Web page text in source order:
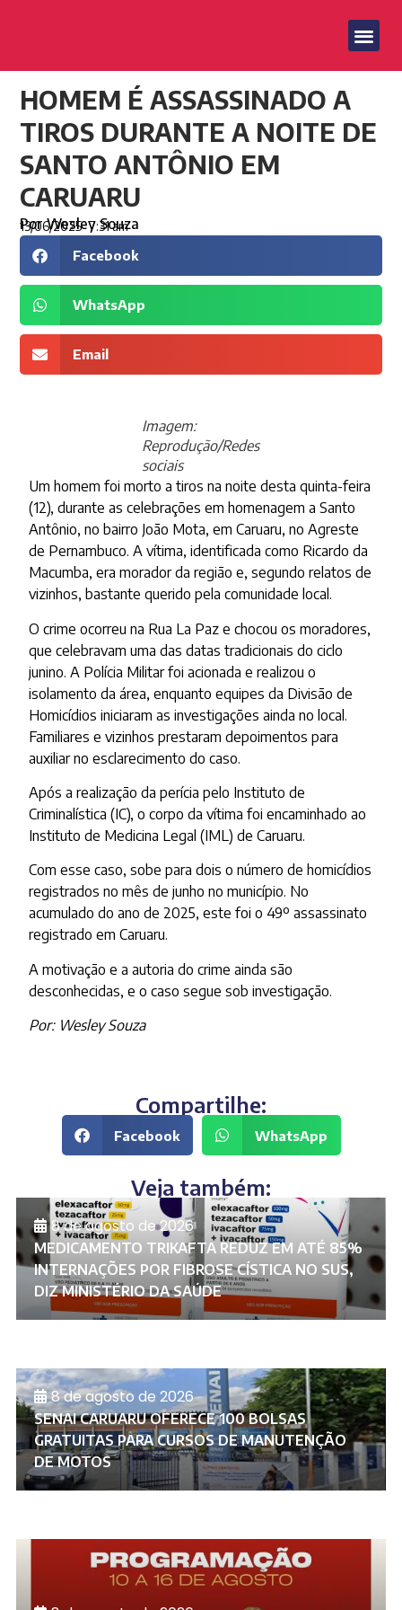
HOMEM É ASSASSINADO A
TIROS DURANTE A NOITE DE
SANTO ANTÔNIO EM
CARUARU
PorWesley Souza
13/06/2025 7:31 am
Facebook
WhatsApp
Email
Imagem:
Reprodução/Redes
sociais
Um homem foi morto a tiros na noite desta quinta-feira
(12), durante as celebrações em homenagem a Santo
Antônio, no bairro João Mota, em Caruaru, no Agreste
de Pernambuco. A vítima, identificada como Ricardo da
Macumba, era morador da região e, segundo relatos de
vizinhos, bastante querido pela comunidade local.
O crime ocorreu na Rua La Paz e chocou os moradores,
que celebravam uma das datas tradicionais do ciclo
junino. A Polícia Militar foi acionada e realizou o
isolamento da área, enquanto equipes da Divisão de
Homicídios iniciaram as investigações ainda no local.
Familiares e vizinhos prestaram depoimentos para
auxiliar no esclarecimento do caso.
Após a realização da perícia pelo Instituto de
Criminalística (IC), o corpo da vítima foi encaminhado ao
Instituto de Medicina Legal (IML) de Caruaru.
Com esse caso, sobe para dois o número de homicídios
registrados no mês de junho no município. No
acumulado do ano de 2025, este foi o 49º assassinato
registrado em Caruaru.
A motivação e a autoria do crime ainda são
desconhecidas, e o caso segue sob investigação.
Por: Wesley Souza
Compartilhe:
Facebook WhatsApp
Veja também:
8 de agosto de 2026
MEDICAMENTO TRIKAFTA REDUZ EM ATÉ 85%
INTERNAÇÕES POR FIBROSE CÍSTICA NO SUS,
DIZ MINISTÉRIO DA SAÚDE
8 de agosto de 2026
SENAI CARUARU OFERECE 100 BOLSAS
GRATUITAS PARA CURSOS DE MANUTENÇÃO
DE MOTOS